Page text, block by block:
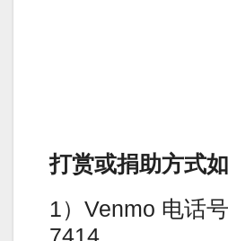
打赏或捐助方式如
1）Venmo 电话
7414